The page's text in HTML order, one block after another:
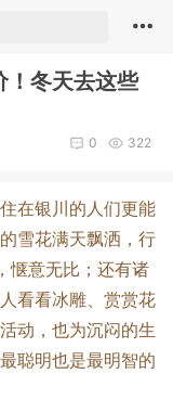
！冬天去这些
322
0
在银川的人们更能
雪花满天飘洒，行
惬意无比；还有诸
看看冰雕、赏赏花
动，也为沉闷的生
最聪明也是最明智的